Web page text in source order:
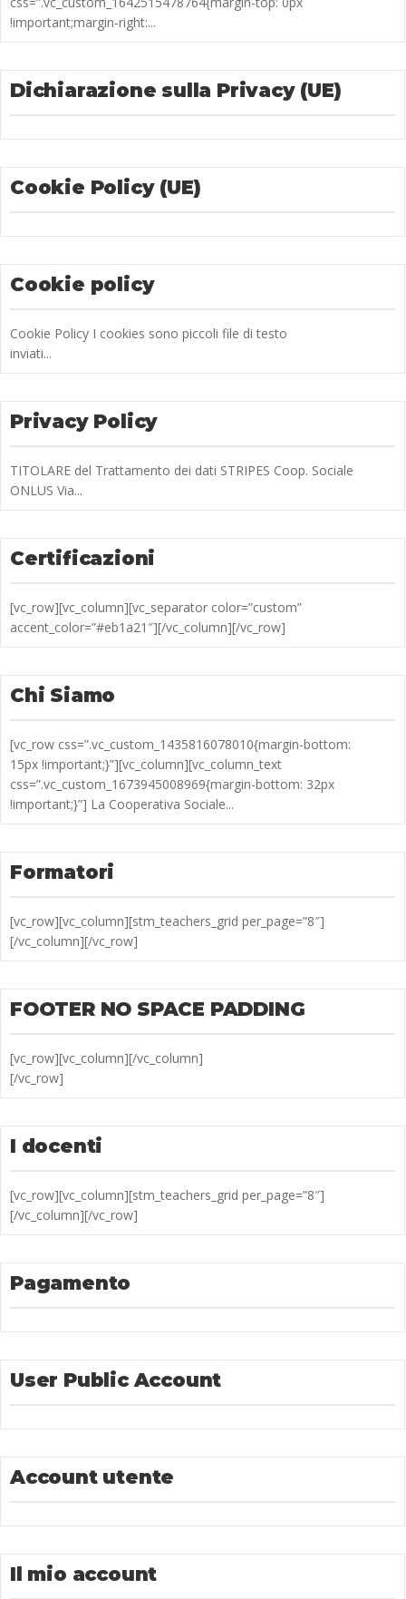
!important;margin-right:...
Dichiarazione sulla Privacy (UE)
Cookie Policy (UE)
Cookie policy
Cookie Policy I cookies sono piccoli file di testo
inviati...
Privacy Policy
TITOLARE del Trattamento dei dati STRIPES Coop. Sociale
ONLUS Via...
Certificazioni
[vc_row][vc_column][vc_separator color=”custom”
accent_color=”#eb1a21″][/vc_column][/vc_row]
Chi Siamo
[vc_row css=”.vc_custom_1435816078010{margin-bottom:
15px !important;}”][vc_column][vc_column_text
css=”.vc_custom_1673945008969{margin-bottom: 32px
!important;}”] La Cooperativa Sociale...
Formatori
[vc_row][vc_column][stm_teachers_grid per_page=”8″]
[/vc_column][/vc_row]
FOOTER NO SPACE PADDING
[vc_row][vc_column][/vc_column]
[/vc_row]
I docenti
[vc_row][vc_column][stm_teachers_grid per_page=”8″]
[/vc_column][/vc_row]
Pagamento
User Public Account
Account utente
Il mio account